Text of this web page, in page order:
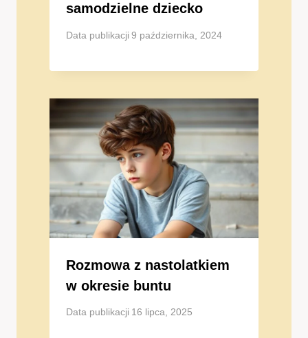
samodzielne dziecko
Data publikacji 9 października, 2024
Rozmowa z nastolatkiem
w okresie buntu
Data publikacji 16 lipca, 2025